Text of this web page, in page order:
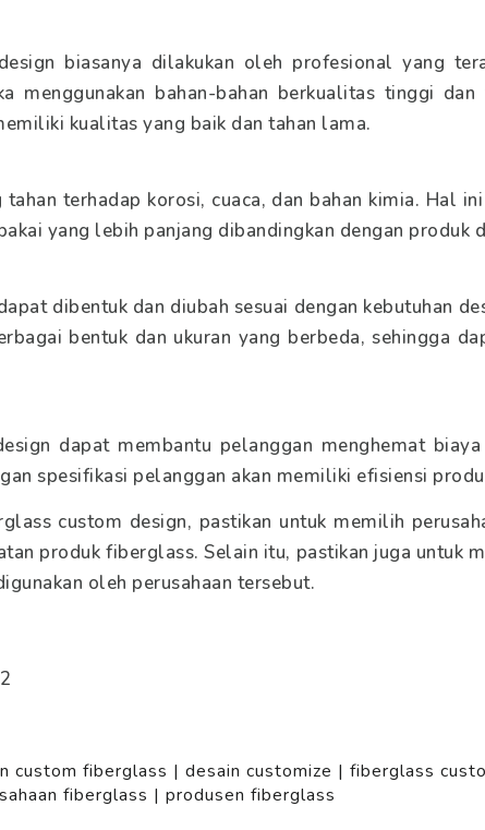
biasanya dilakukan oleh profesional yang
menggunakan bahan-bahan berkualitas tinggi
kualitas yang baik dan tahan lama.
terhadap korosi, cuaca, dan bahan kimia. Hal
yang lebih panjang dibandingkan dengan produk
dibentuk dan diubah sesuai dengan kebutuhan
bentuk dan ukuran yang berbeda, sehingga
dapat membantu pelanggan menghemat
spesifikasi pelanggan akan memiliki efisiensi
custom design, pastikan untuk memilih
produk fiberglass. Selain itu, pastikan juga untuk
oleh perusahaan tersebut.
custom fiberglass | desain customize | fiberglass
fiberglass | produsen fiberglass